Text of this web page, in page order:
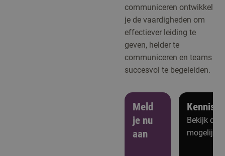
communiceren ontwikkel
je de vaardigheden om
effectiever leiding te
geven, helder te
communiceren en teams
succesvol te begeleiden.
Meld
je nu
aan
Bekijk de